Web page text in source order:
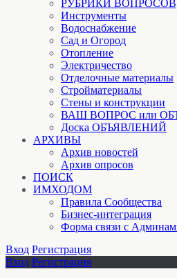
РУБРИКИ ВОПРОСОВ
Инструменты
Водоснабжение
Сад и Огород
Отопление
Электричество
Отделочные материалы
Стройматериалы
Стены и конструкции
ВАШ ВОПРОС или
Доска ОБЪЯВЛЕНИЙ
АРХИВЫ
Архив новостей
Архив опросов
ПОИСК
ИМХОДОМ
Правила Сообщества
Бизнес-интеграция
Форма связи с
Вход Регистрация
Вход Регистрация